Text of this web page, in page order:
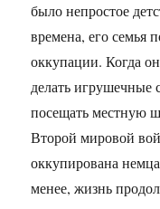
было непростое
времена, его семья
оккупации. Когда
делать игрушечные
посещать местную
Второй мировой
оккупирована
менее, жизнь